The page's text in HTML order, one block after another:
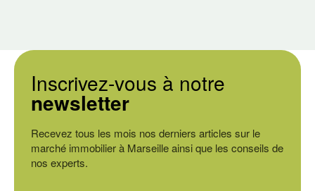
Inscrivez-vous à notre
newsletter
Recevez tous les mois nos derniers articles sur le
marché immobilier à Marseille ainsi que les conseils de
nos experts.